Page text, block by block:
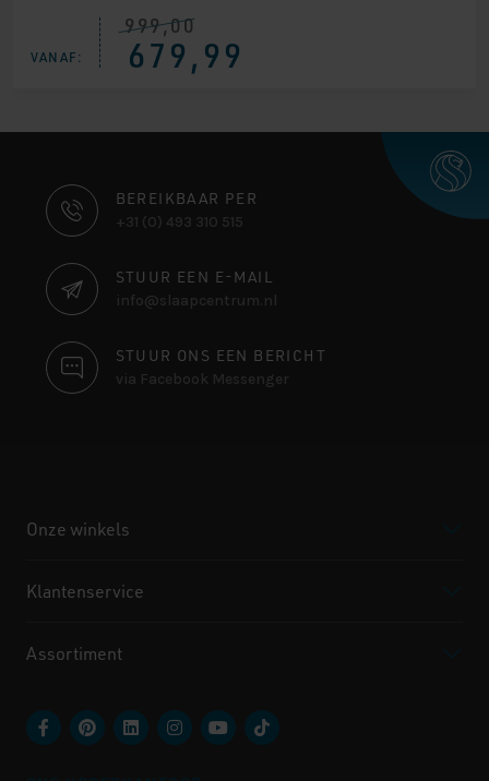
VANAF:
999,00
Oorspronkelijke
prijs
was:
679,99
Huidige
prijs
is:
CONTACT
INFORMATIE
BEREIKBAAR PER
+31 (0) 493 310 515
STUUR EEN E-MAIL
info@slaapcentrum.nl
STUUR ONS EEN BERICHT
via Facebook Messenger
Onze winkels
Klantenservice
Assortiment